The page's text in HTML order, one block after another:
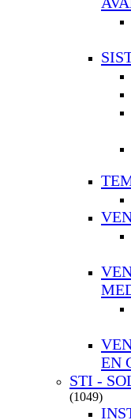
EN
STI -
(1049)